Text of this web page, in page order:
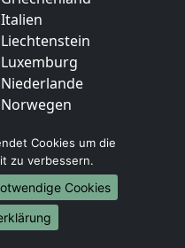
Cookies um die
zu verbessern.
Cookies